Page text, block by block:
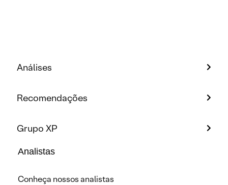
Análises
Recomendações
Grupo XP
Analistas
Conheça nossos analistas